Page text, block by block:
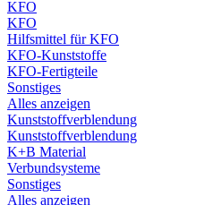
KFO
KFO
Hilfsmittel für KFO
KFO-Kunststoffe
KFO-Fertigteile
Sonstiges
Alles anzeigen
Kunststoffverblendung
Kunststoffverblendung
K+B Material
Verbundsysteme
Sonstiges
Alles anzeigen